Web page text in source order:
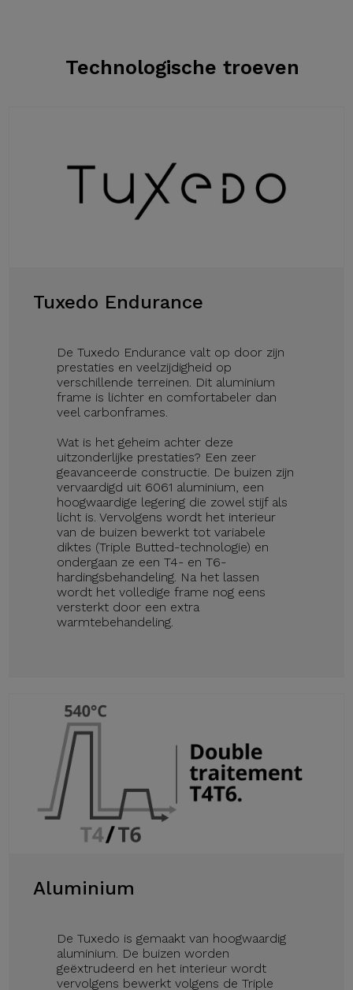
Technologische troeven
Tuxedo Endurance
De Tuxedo Endurance valt op door zijn
prestaties en veelzijdigheid op
verschillende terreinen. Dit aluminium
frame is lichter en comfortabeler dan
veel carbonframes.
Wat is het geheim achter deze
uitzonderlijke prestaties? Een zeer
geavanceerde constructie. De buizen zijn
vervaardigd uit 6061 aluminium, een
hoogwaardige legering die zowel stijf als
licht is. Vervolgens wordt het interieur
van de buizen bewerkt tot variabele
diktes (Triple Butted-technologie) en
ondergaan ze een T4- en T6-
hardingsbehandeling. Na het lassen
wordt het volledige frame nog eens
versterkt door een extra
warmtebehandeling.
Aluminium
De Tuxedo is gemaakt van hoogwaardig
aluminium. De buizen worden
geëxtrudeerd en het interieur wordt
vervolgens bewerkt volgens de Triple